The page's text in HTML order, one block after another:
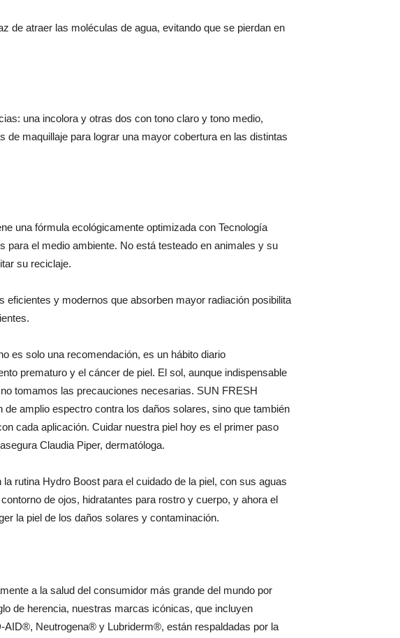
de atraer las moléculas de agua, evitando que se pierdan en
una incolora y otras dos con tono claro y tono medio,
de maquillaje para lograr una mayor cobertura en las distintas
una fórmula ecológicamente optimizada con Tecnología
el medio ambiente. No está testeado en animales y su
su reciclaje.
eficientes y modernos que absorben mayor radiación posibilita
es solo una recomendación, es un hábito diario
prematuro y el cáncer de piel. El sol, aunque indispensable
tomamos las precauciones necesarias. SUN FRESH
amplio espectro contra los daños solares, sino que también
cada aplicación. Cuidar nuestra piel hoy es el primer paso
Claudia Piper, dermatóloga.
rutina Hydro Boost para el cuidado de la piel, con sus aguas
de ojos, hidratantes para rostro y cuerpo, y ahora el
la piel de los daños solares y contaminación.
a la salud del consumidor más grande del mundo por
de herencia, nuestras marcas icónicas, que incluyen
Neutrogena® y Lubriderm®, están respaldadas por la